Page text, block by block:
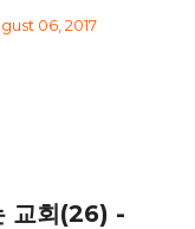
06, 2017
교회(26) -